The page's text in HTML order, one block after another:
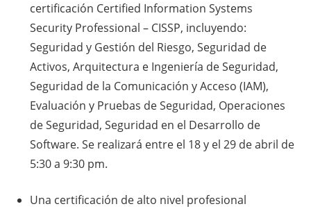
certificación Certified Information Systems
Security Professional – CISSP, incluyendo:
Seguridad y Gestión del Riesgo, Seguridad de
Activos, Arquitectura e Ingeniería de Seguridad,
Seguridad de la Comunicación y Acceso (IAM),
Evaluación y Pruebas de Seguridad, Operaciones
de Seguridad, Seguridad en el Desarrollo de
Software. Se realizará entre el 18 y el 29 de abril de
5:30 a 9:30 pm.
Una certificación de alto nivel profesional